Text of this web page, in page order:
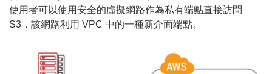
使用者可以使用安全的虛擬網路作為私有端點直接訪問
S3，該網路利用 VPC 中的一種新介面端點。